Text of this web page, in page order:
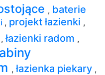
, baterie
, projekt łazienki ,
, łazienki radom ,
, łazienka piekary ,